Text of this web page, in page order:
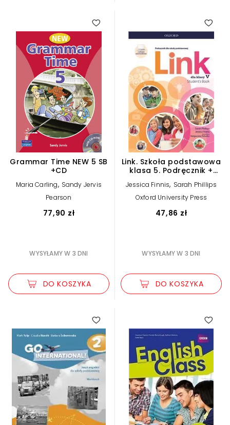
Grammar Time NEW 5 SB
+CD
Maria Carling, Sandy Jervis
Pearson
77,90 zł
WYSYŁAMY W 3 DNI
DO KOSZYKA
Link. Szkoła podstawowa
klasa 5. Podręcznik +
odzwierciedlenie
Jessica Finnis, Sarah Phillips
Oxford University Press
47,86 zł
WYSYŁAMY W 3 DNI
DO KOSZYKA